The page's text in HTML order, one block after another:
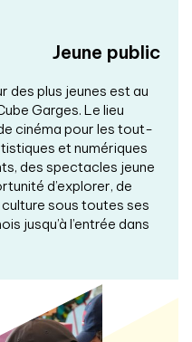
Jeune public
des plus jeunes est au
Garges. Le lieu
cinéma pour les tout-
et numériques
des spectacles jeune
d’explorer, de
sous toutes ses
jusqu’à l’entrée dans